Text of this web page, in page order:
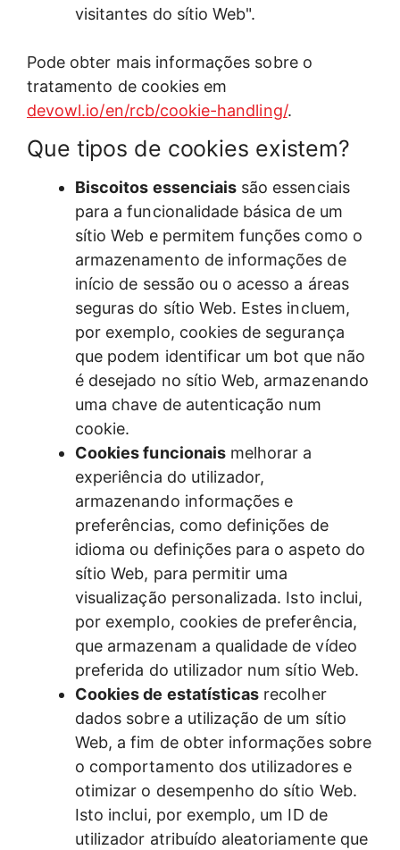
visitantes do sítio Web".
Pode obter mais informações sobre o
tratamento de cookies em
devowl.io/en/rcb/cookie-handling/.
Que tipos de cookies existem?
Biscoitos essenciais são essenciais
para a funcionalidade básica de um
sítio Web e permitem funções como o
armazenamento de informações de
início de sessão ou o acesso a áreas
seguras do sítio Web. Estes incluem,
por exemplo, cookies de segurança
que podem identificar um bot que não
é desejado no sítio Web, armazenando
uma chave de autenticação num
cookie.
Cookies funcionaismelhorar a
experiência do utilizador,
armazenando informações e
preferências, como definições de
idioma ou definições para o aspeto do
sítio Web, para permitir uma
visualização personalizada. Isto inclui,
por exemplo, cookies de preferência,
que armazenam a qualidade de vídeo
preferida do utilizador num sítio Web.
Cookies de estatísticas recolher
dados sobre a utilização de um sítio
Web, a fim de obter informações sobre
o comportamento dos utilizadores e
otimizar o desempenho do sítio Web.
Isto inclui, por exemplo, um ID de
utilizador atribuído aleatoriamente que